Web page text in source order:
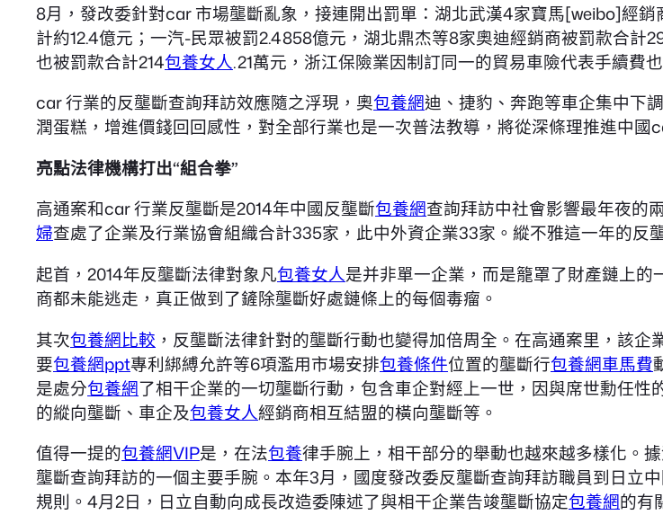
8月，發改委針對car 市場壟斷亂象，接連開出罰單：湖北武漢4家寶馬[weibo]經
計約12.4億元；一汽-民眾被罰2.4858億元，湖北鼎杰等8家奧迪經銷商被罰款合計
也被罰款合計214包養女人.21萬元，浙江保險業因制訂同一的貿易車險代表手續費
car 行業的反壟斷查詢拜訪效應隨之浮現，奧包養網迪、捷豹、奔跑等車企集中下
潤蛋糕，增進價錢回回感性，對全部行業也是一次普法教導，將從深條理推進中國
亮點法律機構打出“組合拳”
高通案和car 行業反壟斷是2014年中國反壟斷包養網查詢拜訪中社會影響最年夜的
婦查處了企業及行業協會組織合計335家，此中外資企業33家。縱不雅這一年的反
起首，2014年反壟斷法律對象凡包養女人是并非單一企業，而是籠罩了財產鏈上
商都未能逃走，真正做到了鏟除壟斷好處鏈條上的每個毒瘤。
其次包養網比較 ，反壟斷法律針對的壟斷行動也變得加倍周全。在高通案里，該
要包養網ppt專利綁縛允許等6項濫用市場安排包養條件位置的壟斷行包養網車馬費
是處分包養網了相干企業的一切壟斷行動，包含車企對經上一世，因與席世勳任
的縱向壟斷、車企及包養女人經銷商相互結盟的橫向壟斷等。
值得一提的包養網VIP是，在法包養律手腕上，相干部分的舉動也越來越多樣化。
壟斷查詢拜訪的一個主要手腕。本年3月，國度發改委反壟斷查詢拜訪職員到日立
規則。4月2日，日立自動向成長改造委陳述了與相干企業告竣壟斷協定包養網的有